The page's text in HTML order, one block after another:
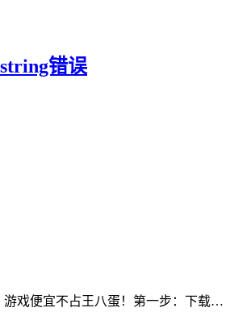
错误
戏便宜不占王八蛋！第一步：下载…